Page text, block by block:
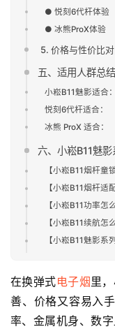
● 悦刻6代杆体验
● 冰熊ProX体验
5. 价格与性价比
五、适用人群总结
小崧B11魅影适合：
悦刻6代杆适合：
冰熊 ProX 适合：
六、小崧B11魅
【小崧B11烟杆童
【小崧B11烟杆适
【小崧B11功率怎
【小崧B11续航怎
【小崧B11魅影系
在换弹式电子烟 里
善、价格又容易入
率、金属机身、数